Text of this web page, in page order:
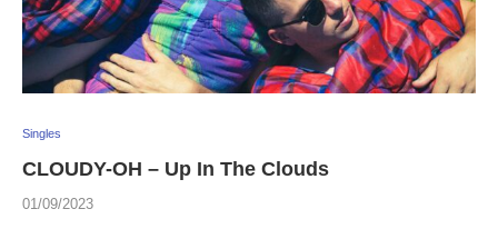
Singles
CLOUDY-OH – Up In The Clouds
01/09/2023